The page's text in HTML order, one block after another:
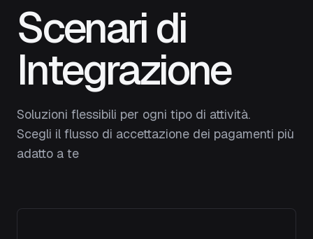
Scenari di
Integrazione
Soluzioni flessibili per ogni tipo di attività.
Scegli il flusso di accettazione dei pagamenti più
adatto a te